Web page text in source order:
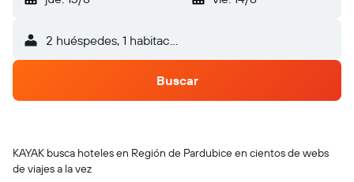
2 huéspedes, 1 habitación
Buscar
KAYAK busca hoteles en Región de Pardubice en cientos de webs
de viajes a la vez